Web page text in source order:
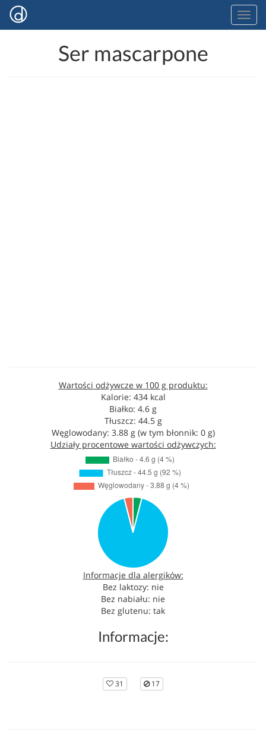
Ser mascarpone
Wartości odżywcze w 100 g produktu:
Kalorie: 434 kcal
Białko: 4.6 g
Tłuszcz: 44.5 g
Węglowodany: 3.88 g (w tym błonnik: 0 g)
Udziały procentowe wartości odżywczych:
Informacje dla alergików:
Bez laktozy: nie
Bez nabiału: nie
Bez glutenu: tak
Informacje:
31 17